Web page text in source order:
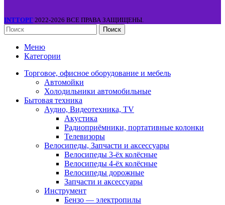
INTТОРГ 2022-2026 ВСЕ ПРАВА ЗАЩИЩЕНЫ.
Поиск
Меню
Категории
Торговое, офисное оборудование и мебель
Автомойки
Холодильники автомобильные
Бытовая техника
Аудио, Видеотехника, TV
Акустика
Радиоприёмники, портативные колонки
Телевизоры
Велосипеды, Запчасти и аксессуары
Велосипеды 3-ёх колёсные
Велосипеды 4-ёх колёсные
Велосипеды дорожные
Запчасти и аксессуары
Инструмент
Бензо — электропилы